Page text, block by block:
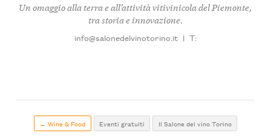
Un omaggio alla terra e all’attività vitivinicola del Piemonte,
tra storia e innovazione.
info@salonedelvinotorino.it | T:
← Wine & Food Eventi gratuiti Il Salone del vino Torino